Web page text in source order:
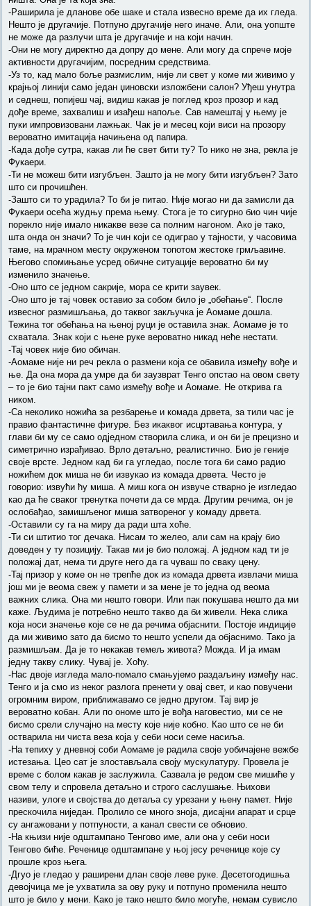
-Раширила је дланове обе шаке и стала извесно време да их гледа.
Нешто је другачије. Потпуно другачије него иначе. Али, она уопште
не може да разлучи шта је другачије и на који начин.
-Они не могу директно да допру до мене. Али могу да спрече моје
активности другачијим, посредним средствима.
-Уз то, кад мало боље размислим, није ли свет у коме ми живимо у
крајњој линији само један џиновски изложбени салон? Уђеш унутра
и седнеш, попијеш чај, видиш какав је поглед кроз прозор и кад
дође време, захвалиш и изађеш напоље. Сав намештај у њему је
пуки импровизовани лажњак. Чак је и месец који виси на прозору
вероватно имитација начињена од папира.
-Када дође сутра, какав ли ће свет бити ту? То нико не зна, рекла је
Фукаери.
-Ти не можеш бити изгубљен. Зашто ја не могу бити изгубљен? Зато
што си прочишћен.
-Зашто си то урадила? То би је питао. Није могао ни да замисли да
Фукаери осећа жудњу према њему. Стога је то сигурно био чин чије
порекло није имало никакве везе са полним нагоном. Ако је тако,
шта онда он значи? То је чин који се одиграо у тајности, у часовима
таме, на мрачном месту окруженом топотом жестоке грмљавине.
Његово спомињање усред обичне ситуације вероватно би му
изменило значење.
-Оно што се једном сакрије, мора се крити заувек.
-Оно што је тај човек оставио за собом било је „обећање“. После
извесног размишљања, до таквог закључка је Аомаме дошла.
Тежина тог обећања на њеној руци је оставила знак. Аомаме је то
схватала. Знак који с њене руке вероватно никад неће нестати.
-Тај човек није био обичан.
-Аомаме није ни реч рекла о размени која се обавила између вође и
ње. Да она мора да умре да би заузврат Тенго опстао на овом свету
– то је био тајни пакт само између вође и Аомаме. Не открива га
ником.
-Са неколико ножића за резбарење и комада дрвета, за тили час је
правио фантастичне фигуре. Без икаквог исцртавања контура, у
глави би му се само одједном створила слика, и он би је прецизно и
симетрично израђивао. Врло детаљно, реалистично. Био је геније
своје врсте. Једном кад би га угледао, после тога би само радио
ножићем док миша не би извукао из комада дрвета. Често је
говорио: извући ћу миша. А миш кога он извуче стварно је изгледао
као да ће сваког тренутка почети да се мрда. Другим речима, он је
ослобађао, замишљеног миша затвореног у комаду дрвета.
-Оставили су га на миру да ради шта хоће.
-Ти си штитио тог дечака. Нисам то желео, али сам на крају био
доведен у ту позицију. Такав ми је био положај. А једном кад ти је
положај дат, нема ти друге него да га чуваш по сваку цену.
-Тај призор у коме он не трепће док из комада дрвета извлачи миша
још ми је веома свеж у памети и за мене је то једна од веома
важних слика. Она ми нешто говори. Или пак покушава нешто да ми
каже. Људима је потребно нешто такво да би живели. Нека слика
која носи значење које се не да речима објаснити. Постоје индиције
да ми живимо зато да бисмо то нешто успели да објаснимо. Тако ја
размишљам. Да је то некакав темељ живота? Можда. И ја имам
једну такву слику. Чувај је. Хоћу.
-Нас двоје изгледа мало-помало смањујемо раздаљину између нас.
Тенго и ја смо из неког разлога пренети у овај свет, и као повучени
огромним виром, приближавамо се једно другом. Тај вир је
вероватно кобан. Али по ономе што је вођа наговестио, ми се не
бисмо срели случајно на месту које није кобно. Као што се не би
остварила ни чиста веза која у себи носи семе насиља.
-На тепиху у дневној соби Аомаме је радила своје уобичајене вежбе
истезања. Цео сат је злостављала своју мускулатуру. Провела је
време с болом какав је заслужила. Сазвала је редом све мишиће у
свом телу и спровела детаљно и строго саслушање. Њихови
називи, улоге и својства до детаља су урезани у њену памет. Није
прескочила ниједан. Пролило се много зноја, дисајни апарат и срце
су ангажовани у потпуности, а канал свести се обновио.
-На књизи није одштампано Тенгово име, али она у себи носи
Тенгово биће. Реченице одштампане у њој јесу реченице које су
прошле кроз њега.
-Дгуо је гледао у раширени длан своје леве руке. Десетогодишња
девојчица ме је ухватила за ову руку и потпуно променила нешто
што је било у мени. Како је тако нешто било могуће, немам сувисло